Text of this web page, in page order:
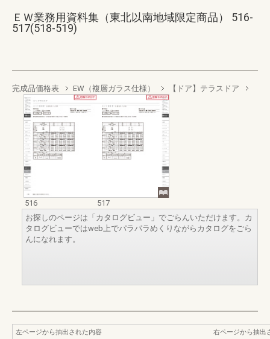
ＥＷ業務用資料集（東北以南地域限定商品） 516-
517(518-519)
完成品価格表 EW（複層ガラス仕様） 【ドア】テラスドア
516
517
お探しのページは「カタログビュー」でごらんいただけます。カ
タログビューではweb上でパラパラめくりながらカタログをごら
んになれます。
左ページから抽出された内容
右ページから抽出